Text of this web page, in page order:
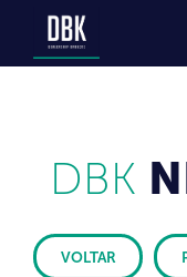
DBK
VOLTAR